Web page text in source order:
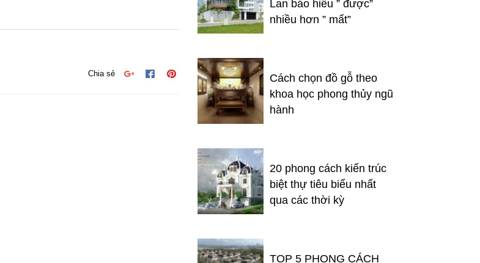
Chia sẻ
Lan báo hiếu ” được”
nhiều hơn ” mất”
Cách chọn đồ gỗ theo
khoa học phong thủy ngũ
hành
20 phong cách kiến trúc
biệt thự tiêu biểu nhất
qua các thời kỳ
TOP 5 PHONG CÁCH